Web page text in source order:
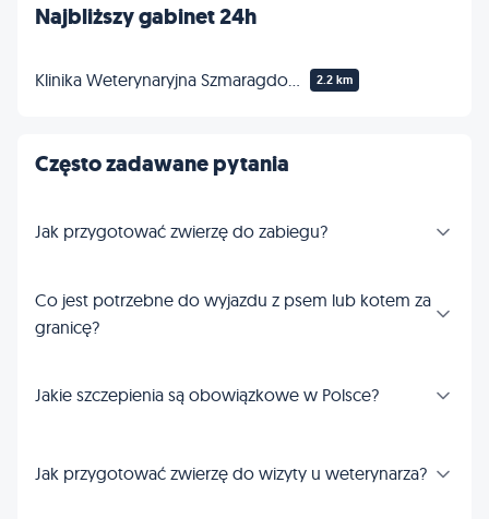
Najbliższy gabinet 24h
2.2 km
Często zadawane pytania
Jak przygotować zwierzę do zabiegu?
Co jest potrzebne do wyjazdu z psem lub kotem za
granicę?
Jakie szczepienia są obowiązkowe w Polsce?
Jak przygotować zwierzę do wizyty u weterynarza?